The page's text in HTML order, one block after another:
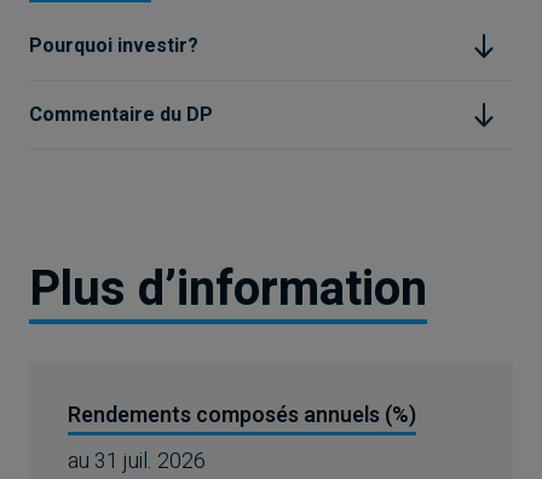
Pourquoi investir?
Commentaire du DP
Plus d’information
Rendements composés annuels (%)
au 31 juil. 2026